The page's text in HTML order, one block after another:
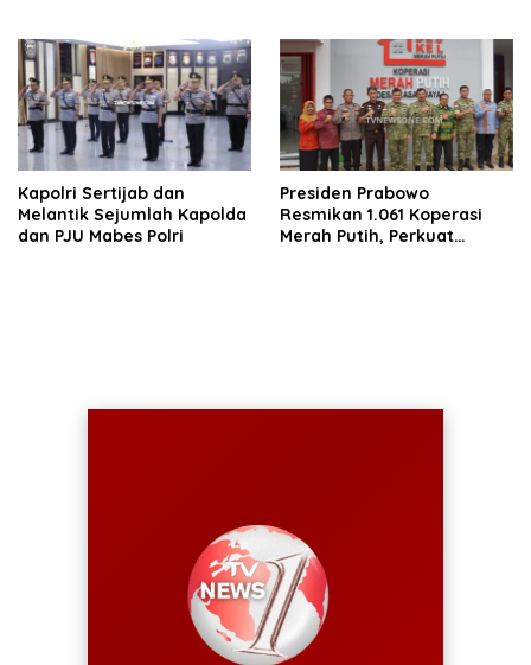
Kapolri Sertijab dan
Melantik Sejumlah Kapolda
dan PJU Mabes Polri
Presiden Prabowo
Resmikan 1.061 Koperasi
Merah Putih, Perkuat